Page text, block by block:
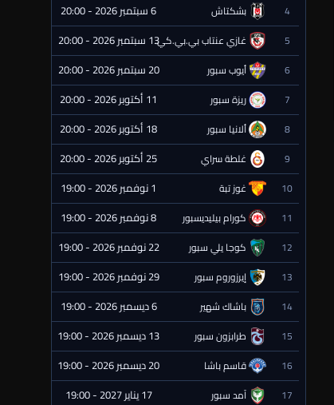
4 بشكتاش 6 سبتمبر 2026 - 20:00
5 غازي عنتاب بي.بي.كي.13 سبتمبر 2026 - 20:00
6 أيوب سبور 20 سبتمبر 2026 - 20:00
7 ريزة سبور 11 أكتوبر 2026 - 20:00
8 ألانيا سبور 18 أكتوبر 2026 - 20:00
9 غلطة سراي 25 أكتوبر 2026 - 20:00
10 غوز تبة 1 نوفمبر 2026 - 19:00
11 كورام بيليديسبور 8 نوفمبر 2026 - 19:00
12 كوجا يلي سبور 22 نوفمبر 2026 - 19:00
13 إيرزوروم سبور 29 نوفمبر 2026 - 19:00
14 باشاك شهير 6 ديسمبر 2026 - 19:00
15 طرابزون سبور 13 ديسمبر 2026 - 19:00
16 قاسم باشا 20 ديسمبر 2026 - 19:00
17 آمد سبور 17 يناير 2027 - 19:00